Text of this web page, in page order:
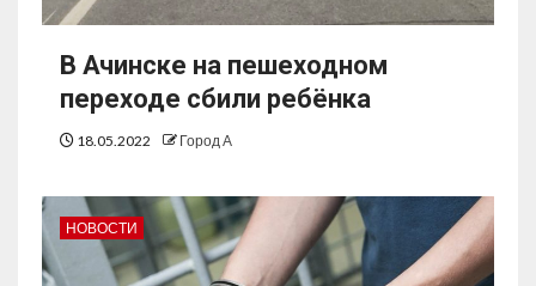
В Ачинске на пешеходном
переходе сбили ребёнка
18.05.2022 Город А
НОВОСТИ